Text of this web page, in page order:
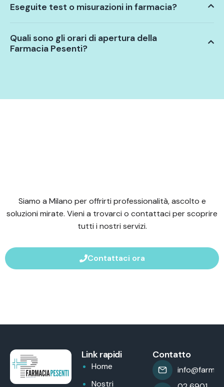
Eseguite test o misurazioni in farmacia?
Quali sono gli orari di apertura della
Farmacia Pesenti?
Siamo a Milano per offrirti professionalità, ascolto e
soluzioni mirate. Vieni a trovarci o contattaci per scoprire
tutti i nostri servizi.
Contattaci ora
Link rapidi
Home
Nostri
Contatto